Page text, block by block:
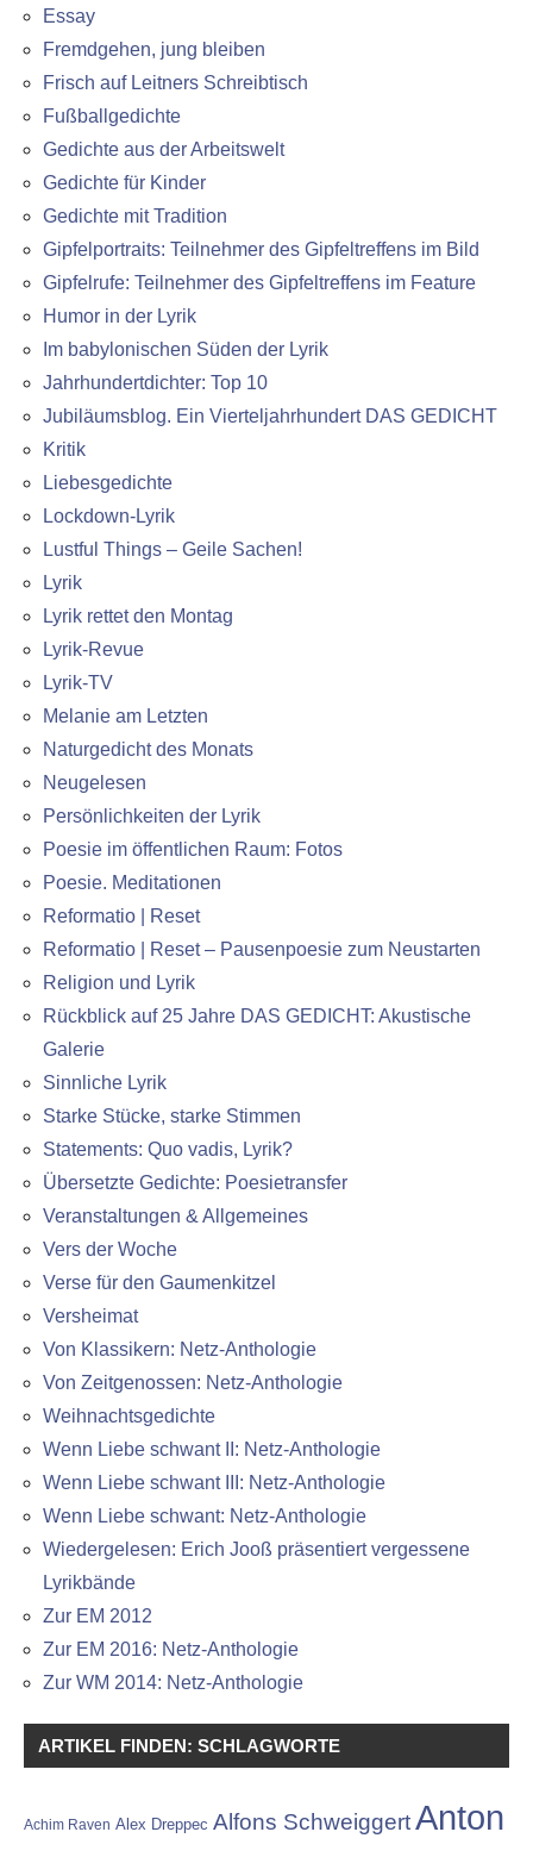
Essay
Fremdgehen, jung bleiben
Frisch auf Leitners Schreibtisch
Fußballgedichte
Gedichte aus der Arbeitswelt
Gedichte für Kinder
Gedichte mit Tradition
Gipfelportraits: Teilnehmer des Gipfeltreffens im Bild
Gipfelrufe: Teilnehmer des Gipfeltreffens im Feature
Humor in der Lyrik
Im babylonischen Süden der Lyrik
Jahrhundertdichter: Top 10
Jubiläumsblog. Ein Vierteljahrhundert DAS GEDICHT
Kritik
Liebesgedichte
Lockdown-Lyrik
Lustful Things – Geile Sachen!
Lyrik
Lyrik rettet den Montag
Lyrik-Revue
Lyrik-TV
Melanie am Letzten
Naturgedicht des Monats
Neugelesen
Persönlichkeiten der Lyrik
Poesie im öffentlichen Raum: Fotos
Poesie. Meditationen
Reformatio | Reset
Reformatio | Reset – Pausenpoesie zum Neustarten
Religion und Lyrik
Rückblick auf 25 Jahre DAS GEDICHT: Akustische
Galerie
Sinnliche Lyrik
Starke Stücke, starke Stimmen
Statements: Quo vadis, Lyrik?
Übersetzte Gedichte: Poesietransfer
Veranstaltungen & Allgemeines
Vers der Woche
Verse für den Gaumenkitzel
Versheimat
Von Klassikern: Netz-Anthologie
Von Zeitgenossen: Netz-Anthologie
Weihnachtsgedichte
Wenn Liebe schwant II: Netz-Anthologie
Wenn Liebe schwant III: Netz-Anthologie
Wenn Liebe schwant: Netz-Anthologie
Wiedergelesen: Erich Jooß präsentiert vergessene
Lyrikbände
Zur EM 2012
Zur EM 2016: Netz-Anthologie
Zur WM 2014: Netz-Anthologie
ARTIKEL FINDEN: SCHLAGWORTE
Achim Raven Alex Dreppec Alfons SchweiggertAnton